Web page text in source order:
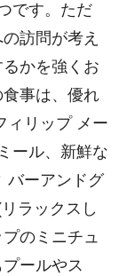
です。ただ
訪問が考え
かを強くお
事は、優れ
ィリップ メー
ール、新鮮な
バーアンドグ
ラックスし
のミニチュ
ールやス